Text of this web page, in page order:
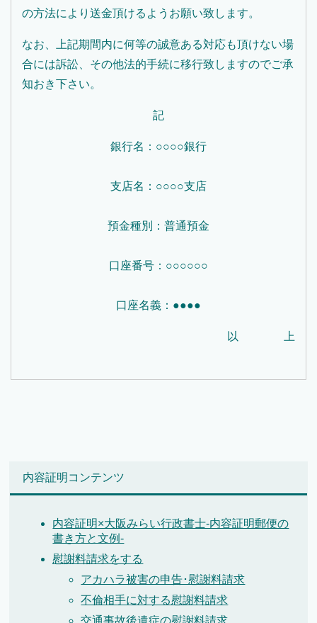
の方法により送金頂けるようお願い致します。
なお、上記期間内に何等の誠意ある対応も頂けない場
合には訴訟、その他法的手続に移行致しますのでご承
知おき下さい。
記
銀行名：○○○○銀行
支店名：○○○○支店
預金種別：普通預金
口座番号：○○○○○○
口座名義：●●●●
以 上
内容証明コンテンツ
内容証明×大阪みらい行政書士-内容証明郵便の
書き方と文例-
慰謝料請求をする
アカハラ被害の申告･慰謝料請求
不倫相手に対する慰謝料請求
交通事故後遺症の慰謝料請求